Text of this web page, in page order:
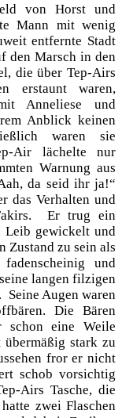
von Horst und
Mann mit wenig
entfernte Stadt
den Marsch in den
die über Tep-Airs
erstaunt waren,
Anneliese und
Anblick keinen
waren sie
Air lächelte nur
Warnung aus
da seid ihr ja!“
das Verhalten und
Er trug ein
Leib gewickelt und
Zustand zu sein als
und
langen filzigen
Augen waren
Die Bären
schon eine Weile
stark zu
fror er nicht
schob vorsichtig
Airs Tasche, die
zwei Flaschen